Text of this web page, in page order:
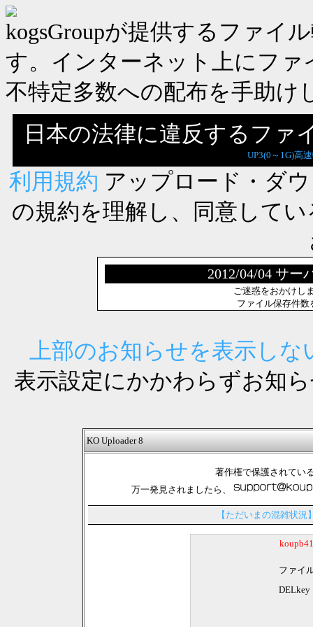
kogsGroupが提供するファイ
す。インターネット上にフ
不特定多数への配布を手助け
日本の法律に違反するファ
UP3(0～1G)高
利用規約 アップロード・ダ
の規約を理解し、同意して
2012/04/04 サー
ご迷惑をおかけし
ファイル保存件
上部のお知らせを表示しな
表示設定にかかわらずお知
KO Uploader 8
著作権で保護されてい
万一発見されましたら、
【ただいまの混雑状況
ファイ
DELkey